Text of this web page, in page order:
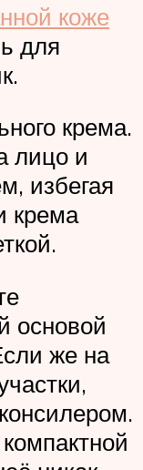
коже
для
крема.
лицо и
избегая
крема
основой
же на